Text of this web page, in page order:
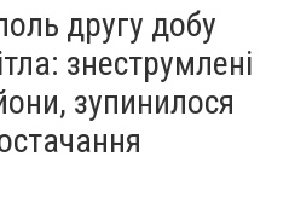
другу добу
знеструмлені
зупинилося